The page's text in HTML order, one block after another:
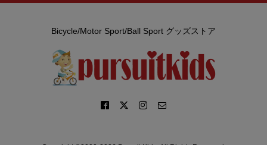
Bicycle/Motor Sport/Ball Sport グッズストア